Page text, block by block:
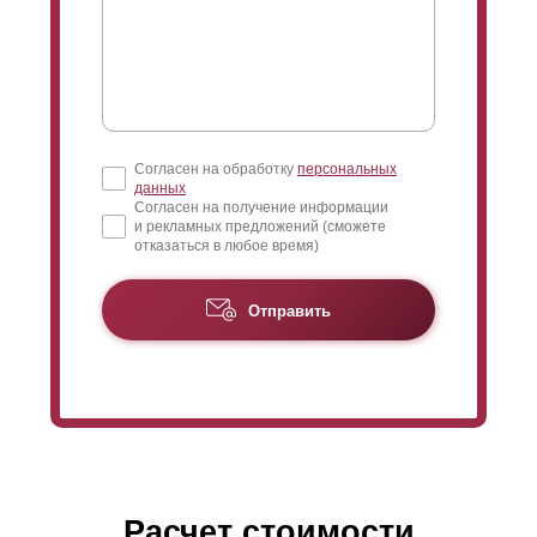
домов, веранд, беседок, мест для семейного и
же широко используется данная модель для
заграждения предприятий и частных паркингов, так
как высота ламели прекрасно смотрится в заборах
любой высоты, как в низких, так и в высоких.
За счет уменьшенной высоты ламели в “Оптима”
будет требоваться большее количество ламелей, чем
(из-за большего расхода стали). Для более
Согласен на обработку персональных
данных
Согласен на получение информации
и рекламных предложений (сможете
отказаться в любое время)
Отправить